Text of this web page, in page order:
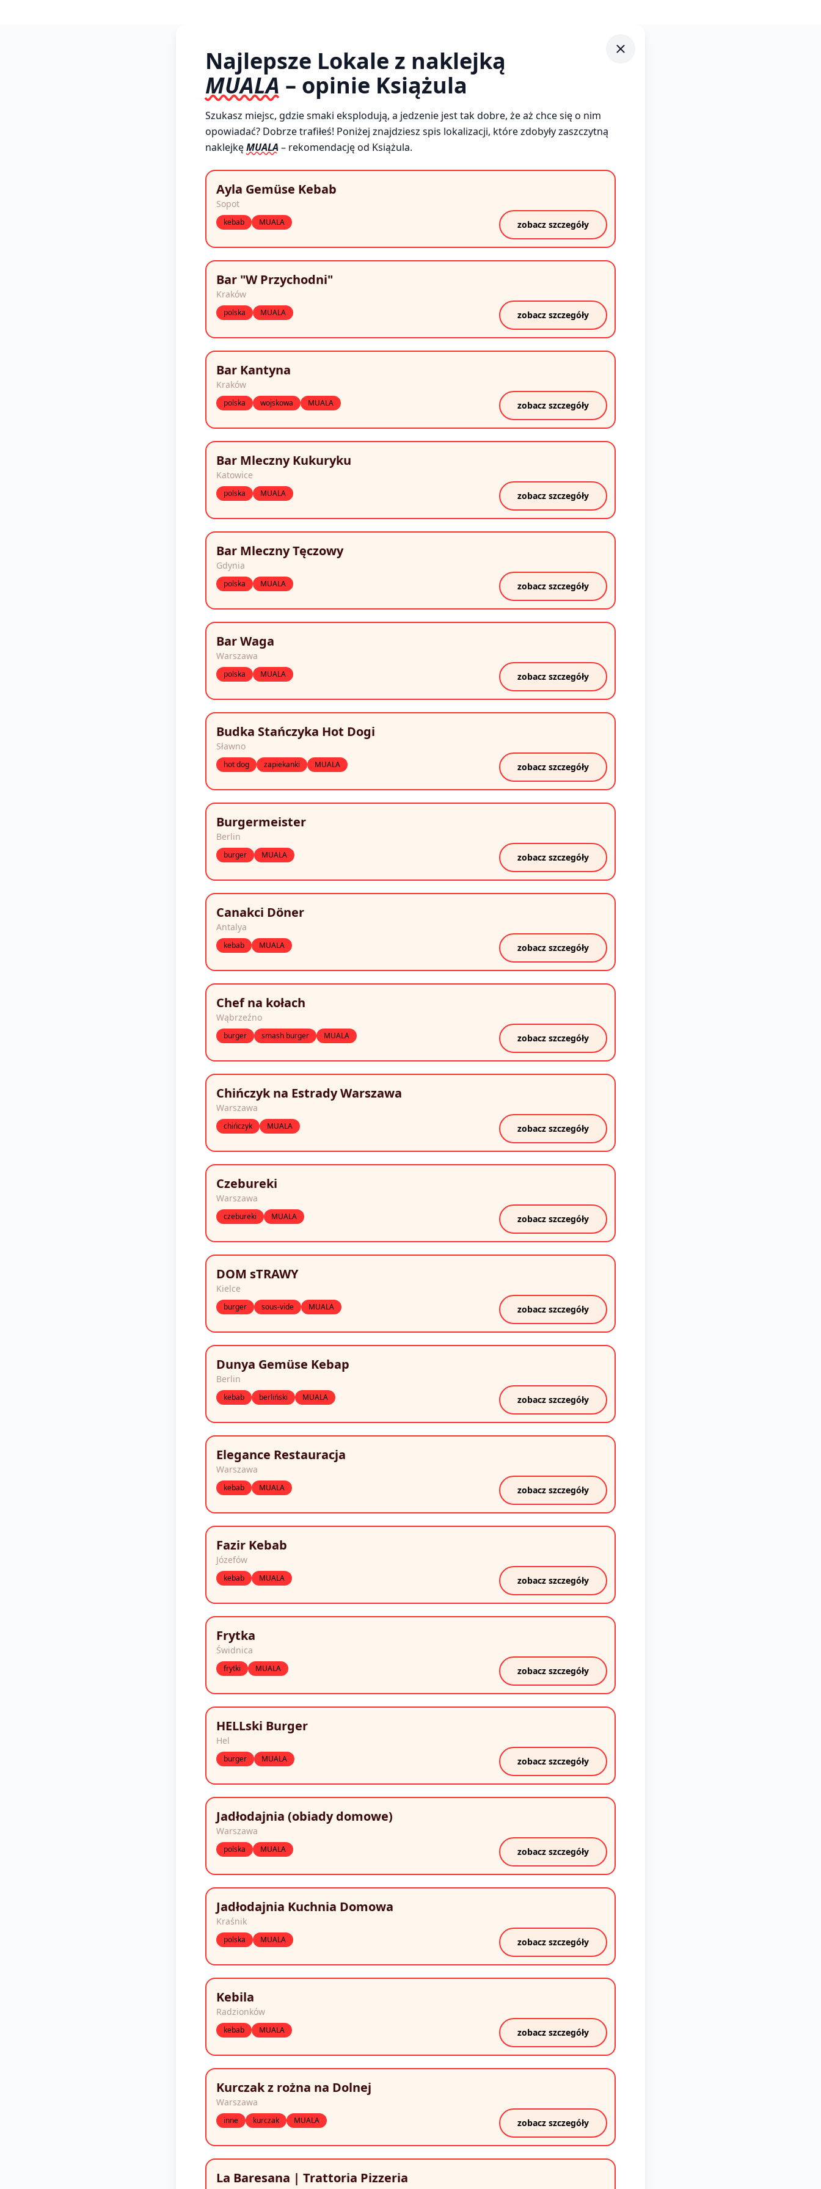
close
Najlepsze Lokale z naklejką
MUALA – opinie Książula
Szukasz miejsc, gdzie smaki eksplodują, a jedzenie jest tak dobre, że aż chce się o nim
opowiadać? Dobrze trafiłeś! Poniżej znajdziesz spis lokalizacji, które zdobyły zaszczytną
naklejkęMUALA – rekomendację od Książula.
Ayla Gemüse Kebab
Sopot
kebab MUALA zobacz szczegóły
Bar "W Przychodni"
Kraków
polska MUALA zobacz szczegóły
Bar Kantyna
Kraków
polska wojskowa MUALA zobacz szczegóły
Bar Mleczny Kukuryku
Katowice
polska MUALA zobacz szczegóły
Bar Mleczny Tęczowy
Gdynia
polska MUALA zobacz szczegóły
Bar Waga
Warszawa
polska MUALA zobacz szczegóły
Budka Stańczyka Hot Dogi
Sławno
hot dog zapiekanki MUALA zobacz szczegóły
Burgermeister
Berlin
burger MUALA zobacz szczegóły
Canakci Döner
Antalya
kebab MUALA zobacz szczegóły
Chef na kołach
Wąbrzeźno
burger smash burger MUALA zobacz szczegóły
Chińczyk na Estrady Warszawa
Warszawa
chińczyk MUALA zobacz szczegóły
Czebureki
Warszawa
czebureki MUALA zobacz szczegóły
DOM sTRAWY
Kielce
burger sous-vide MUALA zobacz szczegóły
Dunya Gemüse Kebap
Berlin
kebab berliński MUALA zobacz szczegóły
Elegance Restauracja
Warszawa
kebab MUALA zobacz szczegóły
Fazir Kebab
Józefów
kebab MUALA zobacz szczegóły
Frytka
Świdnica
frytki MUALA zobacz szczegóły
HELLski Burger
Hel
burger MUALA zobacz szczegóły
Jadłodajnia (obiady domowe)
Warszawa
polska MUALA zobacz szczegóły
Jadłodajnia Kuchnia Domowa
Kraśnik
polska MUALA zobacz szczegóły
Kebila
Radzionków
kebab MUALA zobacz szczegóły
Kurczak z rożna na Dolnej
Warszawa
inne kurczak MUALA zobacz szczegóły
La Baresana | Trattoria Pizzeria